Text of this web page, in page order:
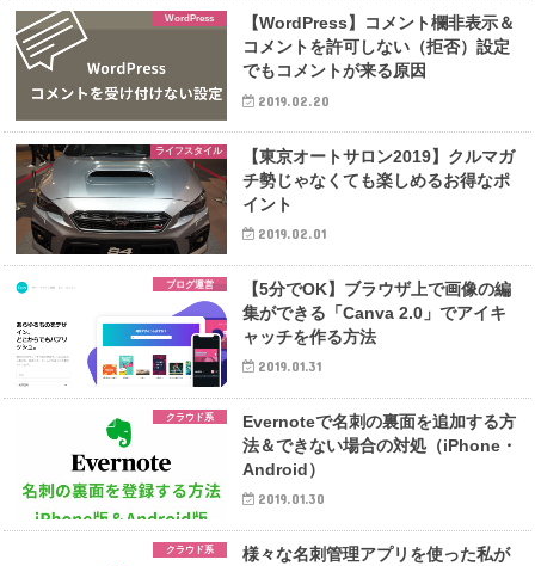
WordPress
【WordPress】コメント欄非表示＆
コメントを許可しない（拒否）設定
でもコメントが来る原因
2019.02.20
ライフスタイル
【東京オートサロン2019】クルマガ
チ勢じゃなくても楽しめるお得なポ
イント
2019.02.01
ブログ運営
【5分でOK】ブラウザ上で画像の編
集ができる「Canva 2.0」でアイキ
ャッチを作る方法
2019.01.31
クラウド系
Evernoteで名刺の裏面を追加する方
法＆できない場合の対処（iPhone・
Android）
2019.01.30
クラウド系
様々な名刺管理アプリを使った私が